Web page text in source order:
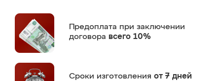
Предоплата при заключении
договора всего 10%
Сроки изготовления от 7 дней